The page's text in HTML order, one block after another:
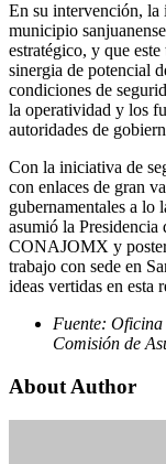
En su intervención, la
municipio
estratégico, y que
sinergia de potencial
condiciones de
la operatividad y los
autoridades de
Con la iniciativa de
con enlaces de gran
gubernamentales a lo
asumió la Presidencia
CONAJOMX y
trabajo con sede en
ideas vertidas en esta
Fuente:
Comisión de
About Author